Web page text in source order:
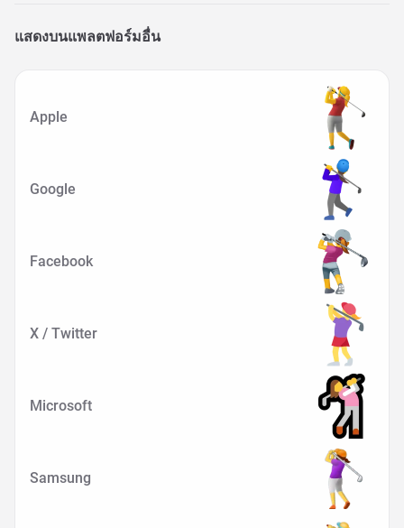
แสดงบนแพลตฟอร์มอื่น
Apple
Google
Facebook
X / Twitter
Microsoft
Samsung